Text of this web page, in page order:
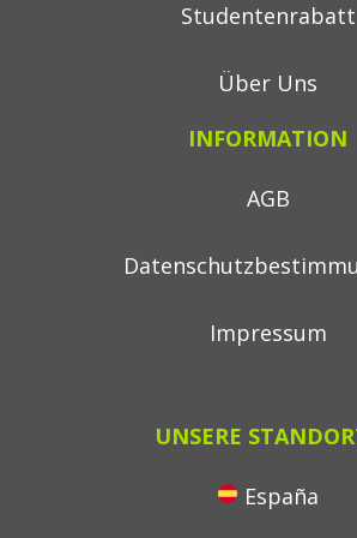
Studentenrabatt
Über Uns
INFORMATION
AGB
Impressum
UNSERE
España